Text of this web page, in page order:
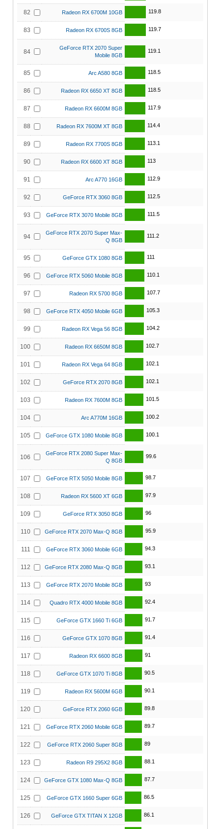
82 Radeon RX 6700M 10GB 119.8
83 Radeon RX 6700S 8GB 119.7
84
GeForce RTX 2070 Super
Mobile 8GB
119.1
85 Arc A580 8GB 118.5
86 Radeon RX 6650 XT 8GB 118.5
87 Radeon RX 6600M 8GB 117.9
88 Radeon RX 7600M XT 8GB 114.4
89 Radeon RX 7700S 8GB 113.1
90 Radeon RX 6600 XT 8GB 113
91 Arc A770 16GB 112.9
92 GeForce RTX 3060 8GB 112.5
93 GeForce RTX 3070 Mobile 8GB 111.5
94
GeForce RTX 2070 Super Max-
Q 8GB
111.2
95 GeForce GTX 1080 8GB 111
96 GeForce RTX 5060 Mobile 8GB 110.1
97 Radeon RX 5700 8GB 107.7
98 GeForce RTX 4050 Mobile 6GB 105.3
99 Radeon RX Vega 56 8GB 104.2
100 Radeon RX 6650M 8GB 102.7
101 Radeon RX Vega 64 8GB 102.1
102 GeForce RTX 2070 8GB 102.1
103 Radeon RX 7600M 8GB 101.5
104 Arc A770M 16GB 100.2
105 GeForce GTX 1080 Mobile 8GB 100.1
106
GeForce RTX 2080 Super Max-
Q 8GB
99.6
107 GeForce RTX 5050 Mobile 8GB 98.7
108 Radeon RX 5600 XT 6GB 97.9
109 GeForce RTX 3050 8GB 96
110 GeForce RTX 2070 Max-Q 8GB 95.9
111 GeForce RTX 3060 Mobile 6GB 94.3
112 GeForce RTX 2080 Max-Q 8GB 93.1
113 GeForce RTX 2070 Mobile 8GB 93
114 Quadro RTX 4000 Mobile 8GB 92.4
115 GeForce GTX 1660 Ti 6GB 91.7
116 GeForce GTX 1070 8GB 91.4
117 Radeon RX 6600 8GB 91
118 GeForce GTX 1070 Ti 8GB 90.5
119 Radeon RX 5600M 6GB 90.1
120 GeForce RTX 2060 6GB 89.8
121 GeForce RTX 2060 Mobile 6GB 89.7
122 GeForce RTX 2060 Super 8GB 89
123 Radeon R9 295X2 8GB 88.1
124 GeForce GTX 1080 Max-Q 8GB 87.7
125 GeForce GTX 1660 Super 6GB 86.5
126 GeForce GTX TITAN X 12GB 86.1